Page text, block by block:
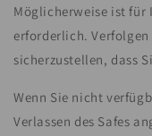
Möglicherweise ist für
erforderlich.
sicherzustellen, dass
Wenn Sie nicht
Verlassen des Safes